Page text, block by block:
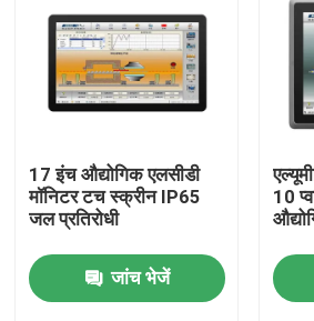
हमारे बारे में
गुणवत्ता नियंत्रण
हमसे संपर्क करें
17 इंच औद्योगिक एलसीडी
मॉनिटर टच स्क्रीन IP65
जल प्रतिरोधी
जांच भेजें
10